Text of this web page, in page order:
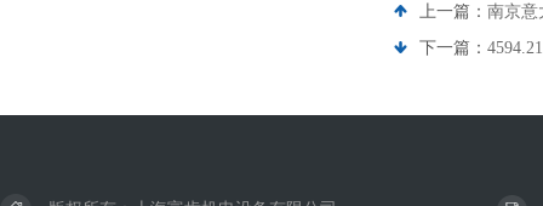
上一篇： 南京意
下一篇：